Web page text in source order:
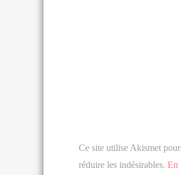
Ce site utilise Akismet pour
réduire les indésirables. En